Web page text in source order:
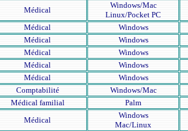
Médical
Windows/Mac
Linux/Pocket PC
Médical Windows
Médical Windows
Médical Windows
Médical Windows
Médical Windows
Comptabilité Windows/Mac
Médical familial Palm
Médical
Windows
Mac/Linux